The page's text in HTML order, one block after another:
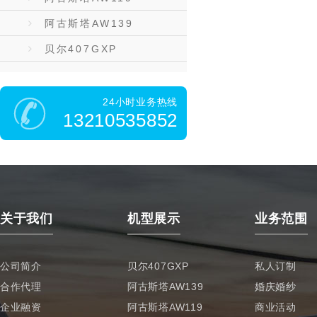
阿古斯塔AW139
贝尔407GXP
24小时业务热线
13210535852
关于我们
公司简介
合作代理
企业融资
机型展示
贝尔407GXP
阿古斯塔AW139
阿古斯塔AW119
业务范围
私人订制
婚庆婚纱
商业活动